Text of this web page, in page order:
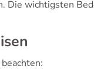
Die wichtigsten